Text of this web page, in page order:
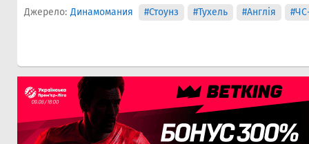
Джерело: Динамомания #Стоунз #Тухель #Англія